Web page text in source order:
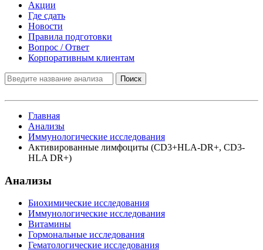
Акции
Где сдать
Новости
Правила подготовки
Вопрос / Ответ
Корпоративным клиентам
Поиск
Главная
Анализы
Иммунологические исследования
Активированные лимфоциты (CD3+HLA-DR+, CD3-
HLA DR+)
Анализы
Биохимические исследования
Иммунологические исследования
Витамины
Гормональные исследования
Гематологические исследования